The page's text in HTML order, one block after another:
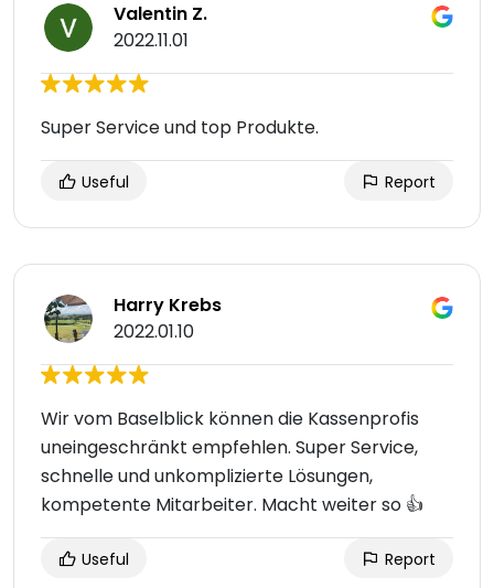
Valentin Z.
2022.11.01
Super Service und top Produkte.
Useful Report
Harry Krebs
2022.01.10
Wir vom Baselblick können die Kassenprofis
uneingeschränkt empfehlen. Super Service,
schnelle und unkomplizierte Lösungen,
kompetente Mitarbeiter. Macht weiter so 👍
Useful Report